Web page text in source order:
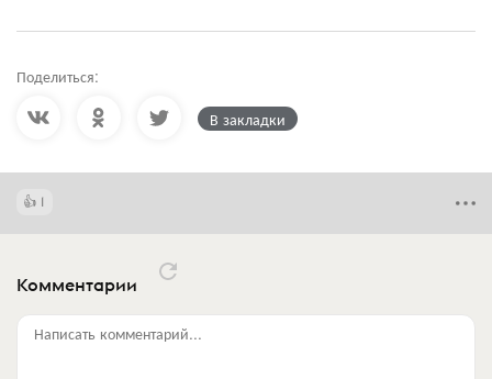
Поделиться:
В закладки
1
Комментарии
Написать комментарий...